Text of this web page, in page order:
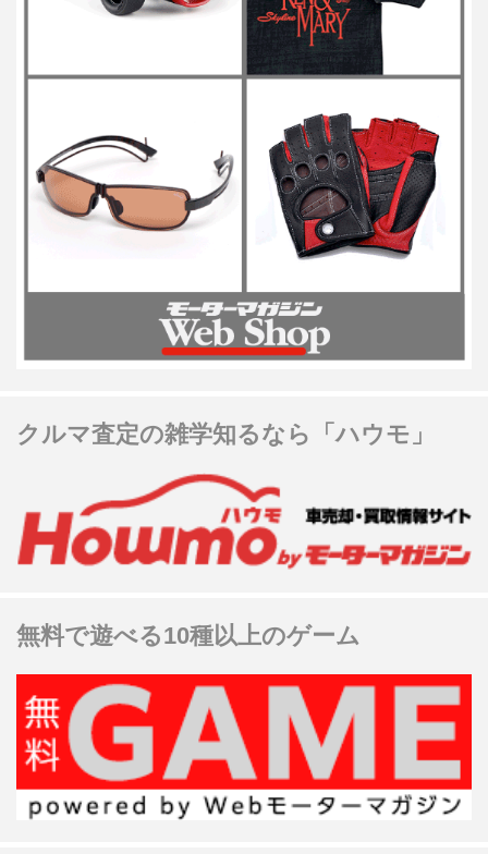
クルマ査定の雑学知るなら「ハウモ」
無料で遊べる10種以上のゲーム